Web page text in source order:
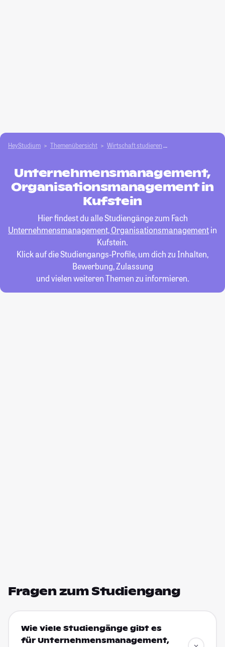
HeyStudium Themenübersicht Wirtschaft studieren
Unternehmensmanagement,
Organisationsmanagement in
Kufstein
Hier findest du alle Studiengänge zum Fach
Unternehmensmanagement, Organisationsmanagementin
Kufstein.
Klick auf die Studiengangs-Profile, um dich zu Inhalten,
Bewerbung, Zulassung
und vielen weiteren Themen zu informieren.
Fragen zum Studiengang
Wie viele Studiengänge gibt es
für Unternehmensmanagement,